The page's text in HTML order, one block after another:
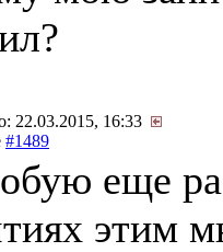
22.03.2015, 16:33
#1489
еще
этим